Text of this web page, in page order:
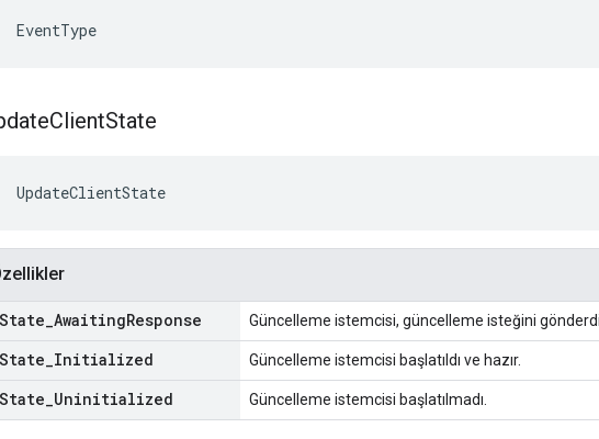
EventType
ClientState
UpdateClientState
State AwaitingResponse Güncelleme istemcisi, güncelleme isteğini
State Initialized Güncelleme istemcisi başlatıldı ve hazır.
State Uninitialized Güncelleme istemcisi başlatılmadı.